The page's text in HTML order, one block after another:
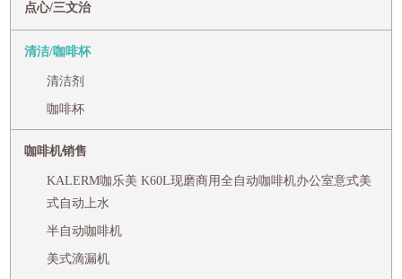
点心/三文治
清洁/咖啡杯
清洁剂
咖啡杯
咖啡机销售
KALERM咖乐美 K60L现磨商用全自动咖啡机办公室意式美
式自动上水
半自动咖啡机
美式滴漏机